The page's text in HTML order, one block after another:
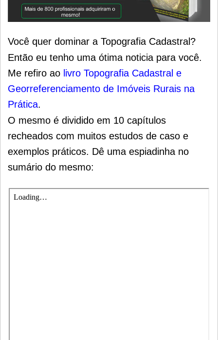
Você quer dominar a Topografia Cadastral?
Então eu tenho uma ótima noticia para você.
Me refiro ao livro Topografia Cadastral e
Georreferenciamento de Imóveis Rurais na
Prática.
O mesmo é dividido em 10 capítulos
recheados com muitos estudos de caso e
exemplos práticos. Dê uma espiadinha no
sumário do mesmo: